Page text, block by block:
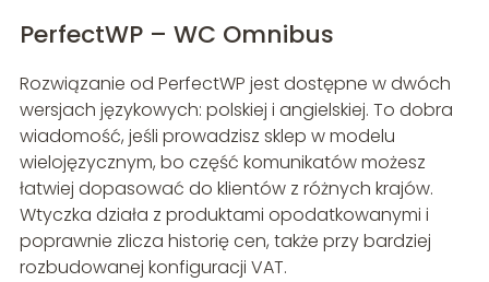
PerfectWP – WC Omnibus
Rozwiązanie od PerfectWP jest dostępne w dwóch
wersjach językowych: polskiej i angielskiej. To dobra
wiadomość, jeśli prowadzisz sklep w modelu
wielojęzycznym, bo część komunikatów możesz
łatwiej dopasować do klientów z różnych krajów.
Wtyczka działa z produktami opodatkowanymi i
poprawnie zlicza historię cen, także przy bardziej
rozbudowanej konfiguracji VAT.